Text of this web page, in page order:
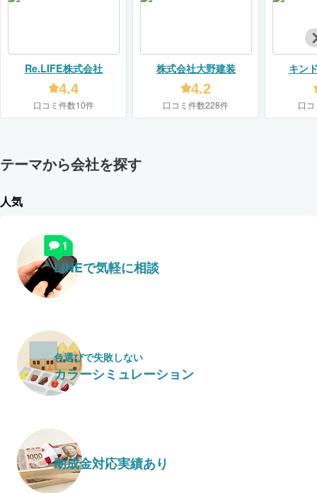
Re.LIFE株式会社
4.4
口コミ件数10件
株式会社大野建装
4.2
口コミ件数228件
キン
【
口
テーマから会社を探す
人気
LINEで気軽に相談
色選びで失敗しない
カラーシミュレーション
助成金対応実績あり